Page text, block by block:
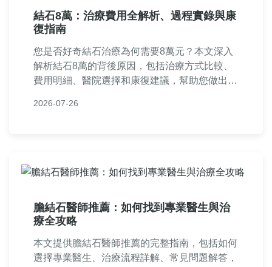
結石8萬：治療費用全解析、過程實錄與康
復指南
您是否好奇結石治療為何需要8萬元？本文深入
解析結石8萬的背後原因，包括治療方式比較、
費用明細、醫院選擇和康復建議，幫助您做出明
2026-07-26
膽結石醫師推薦：如何找到專業醫生與治
療全攻略
本文提供膽結石醫師推薦的完整指南，包括如何
選擇專業醫生、治療流程詳解、常見問題解答，